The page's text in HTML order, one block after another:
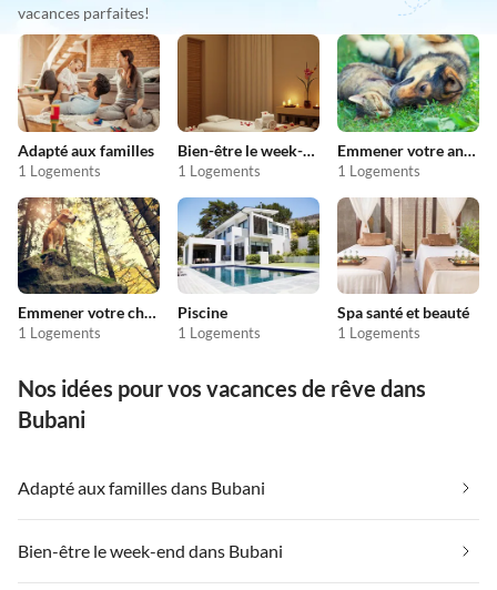
vacances parfaites!
Adapté aux familles
1 Logements
Bien-être le week-end
1 Logements
Emmener votre animal en vacances
1 Logements
Emmener votre chien en vacances
1 Logements
Piscine
1 Logements
Spa santé et beauté
1 Logements
Nos idées pour vos vacances de rêve dans
Bubani
Adapté aux familles dans Bubani
Bien-être le week-end dans Bubani